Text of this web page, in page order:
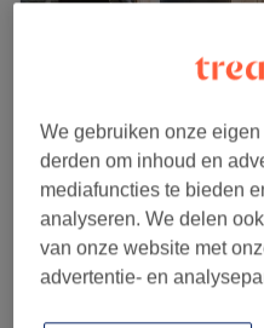
Yoo Barber
5,0
83
Strombeek-Bever,
Laat zien op de kaart
Enfant - Coupe
30 min - 1 u
We gebruiken onze
derden om inhoud en
mediafuncties te bieden
analyseren. We delen
van onze website met
advertentie- en